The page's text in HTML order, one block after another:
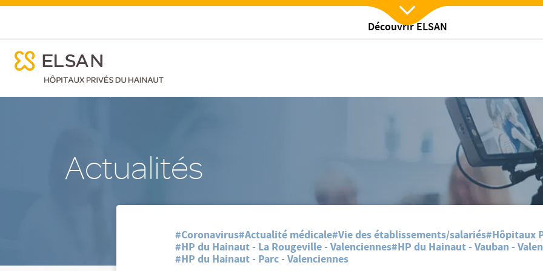
au
Découvrir ELSAN
Retour sur l'opération Vaccination Nocturne de la Polyclinique Vauban et du Parc
menu mobile
Nx:Afficher menu
menu mobile
Actualités
Accueil/Hôpitaux Privés du Hainaut/Nos actualites/Retour sur l'opération Vaccination Nocturne de la Polyclinique Vauban et du
#Coronavirus#Actualité médicale#Vie des établissements/salariés#Hôpitaux
#HP du Hainaut - La Rougeville - Valenciennes#HP du Hainaut - Vauban -
#HP du Hainaut - Parc - Valenciennes